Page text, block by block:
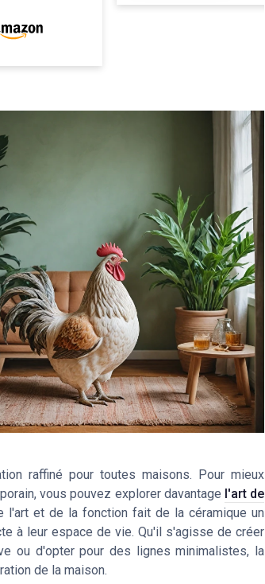
raffiné pour toutes maisons. Pour mieux
vous pouvez explorer davantage l'art de
l'art et de la fonction fait de la céramique un
à leur espace de vie. Qu'il s'agisse de créer
ou d'opter pour des lignes minimalistes, la
de la maison.